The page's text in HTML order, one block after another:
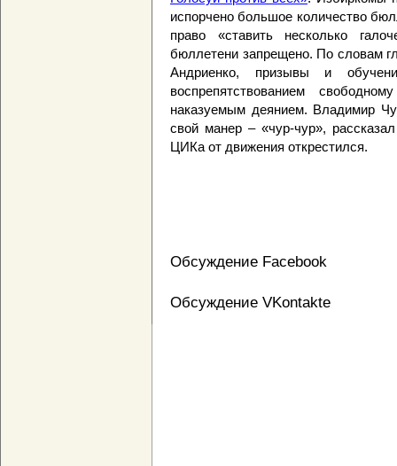
испорчено большое количество
право «ставить несколько
бюллетени запрещено. По словам
Андриенко, призывы и
воспрепятствованием
наказуемым деянием. Владимир
свой манер – «чур-чур»,
ЦИКа от движения открестился.
Обсуждение Facebook
Обсуждение VKontakte